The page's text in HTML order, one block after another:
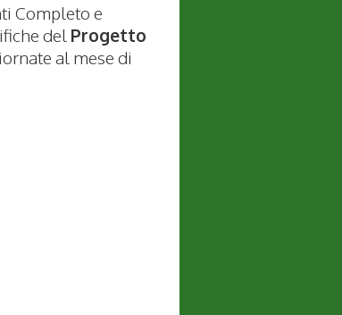
Completo e
del Progetto
al mese di